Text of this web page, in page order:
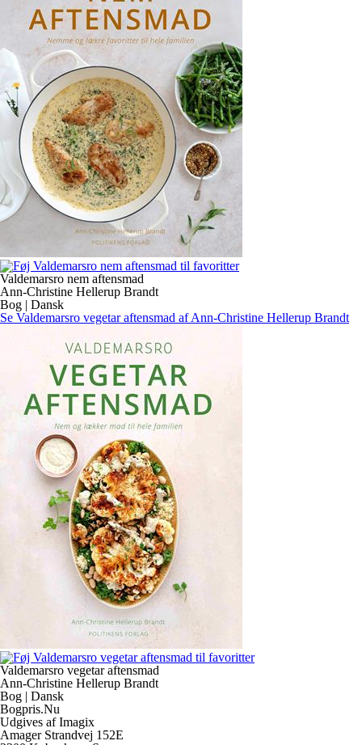
Valdemarsro nem aftensmad
Ann-Christine Hellerup Brandt
Bog | Dansk
Se Valdemarsro vegetar aftensmad af Ann-Christine Hellerup Brandt
Valdemarsro vegetar aftensmad
Ann-Christine Hellerup Brandt
Bog | Dansk
Bogpris.Nu
Udgives af Imagix
Amager Strandvej 152E